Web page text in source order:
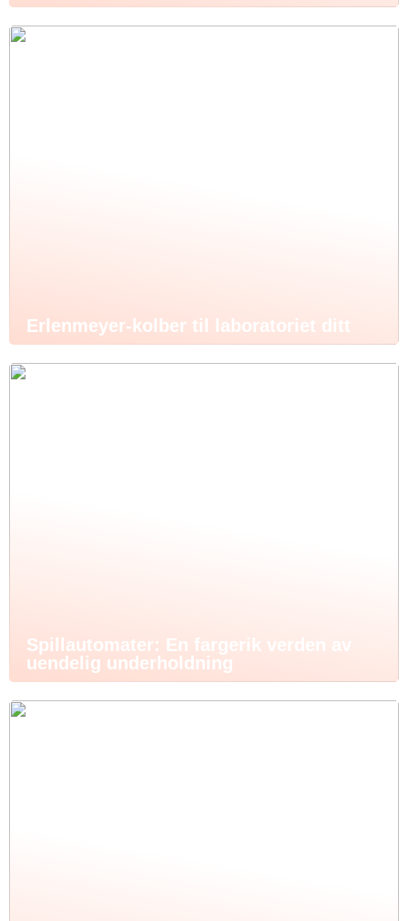
Erlenmeyer-kolber til laboratoriet ditt
Spillautomater: En fargerik verden av
uendelig underholdning